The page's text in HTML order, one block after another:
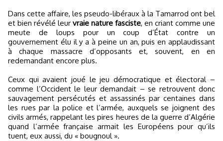
Dans cette affaire, les pseudo-libéraux à la Tamarrod ont bel
et bien révélé leur vraie nature fasciste, en criant comme une
meute de loups pour un coup d’État contre un
gouvernement élu il y a à peine un an, puis en applaudissant
à chaque massacre d’opposants et, souvent, en en
redemandant encore plus.
Ceux qui avaient joué le jeu démocratique et électoral –
comme l’Occident le leur demandait – se retrouvent donc
sauvagement persécutés et assassinés par centaines dans
les rues par la police et l’armée, auxquels se joignent des
civils armés, rappelant les pires heures de la guerre d’Algérie
quand l’armée française armait les Européens pour qu’ils
tuent, eux aussi, du « bougnoul ».